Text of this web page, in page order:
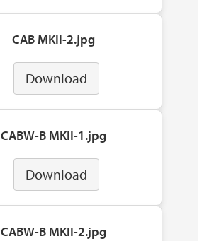
CAB MKII-2.jpg
Download
CABW-B MKII-1.jpg
Download
CABW-B MKII-2.jpg